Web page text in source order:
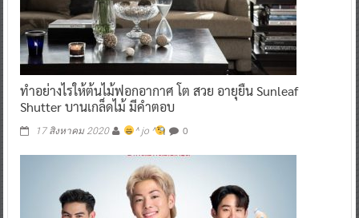
ทำอย่างไรให้ต้นไม้ฟอกอากาศ โต สวย อายุยืน Sunleaf
Shutter บานเกล็ดไม้ มีคำตอบ
17 สิงหาคม 2020 ^ jo ^ 0